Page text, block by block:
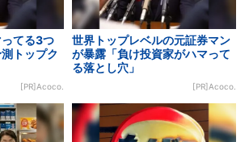
ってる3つ
トップク
[PR]Acoco.
世界トップレベルの元証券マン
が暴露「負け投資家がハマって
る落とし穴」
[PR]Acoco.